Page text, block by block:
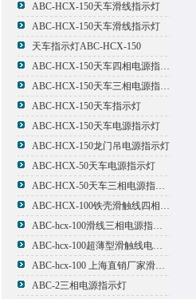
ABC-HCX-150天车滑线指示灯
ABC-HCX-150天车滑线指示灯
天车指示灯ABC-HCX-150
ABC-HCX-150天车四相电源指示灯
ABC-HCX-150天车三相电源指示灯
ABC-HCX-150天车指示灯
ABC-HCX-150天车电源指示灯
ABC-HCX-150龙门吊电源指示灯
ABC-HCX-50天车电源指示灯
ABC-HCX-50天车三相电源指示灯
ABC-HCX-100铁壳滑触线四相电源指示灯
ABC-hcx-100滑线三相电源指示灯
ABC-hcx-100超薄型滑触线电源指示灯
ABC-hcx-100 上海直销厂家滑触线指示灯
ABC-2三相电源指示灯